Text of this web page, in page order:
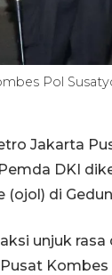
Pol
Jakarta
DKI
di
unjuk rasa